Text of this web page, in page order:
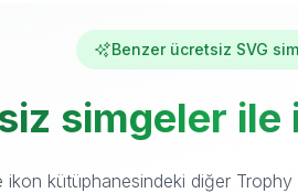
Benzer ücretsiz SVG
simgeler
kütüphanesindeki diğer Trophy